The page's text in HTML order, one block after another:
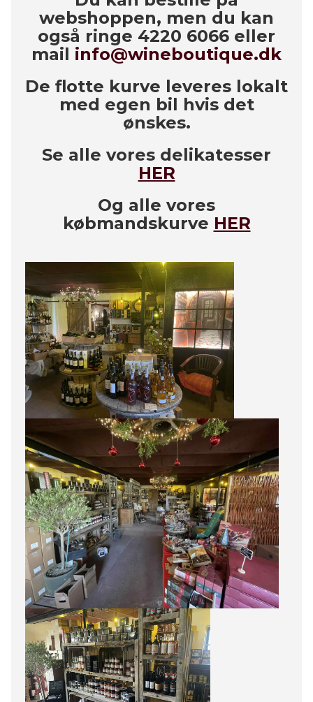
webshoppen, men du kan
også ringe 4220 6066 eller
mail info@wineboutique.dk
De flotte kurve leveres lokalt
med egen bil hvis det
ønskes.
Se alle vores delikatesser
HER
Og alle vores
købmandskurve HER